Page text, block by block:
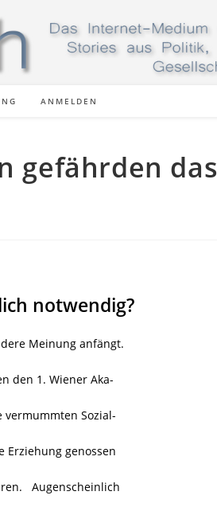
ANMELDEN
gefährden das
notwendig?
Meinung anfängt.
den 1. Wiener Aka-
Sozial-
genossen
Augenscheinlich